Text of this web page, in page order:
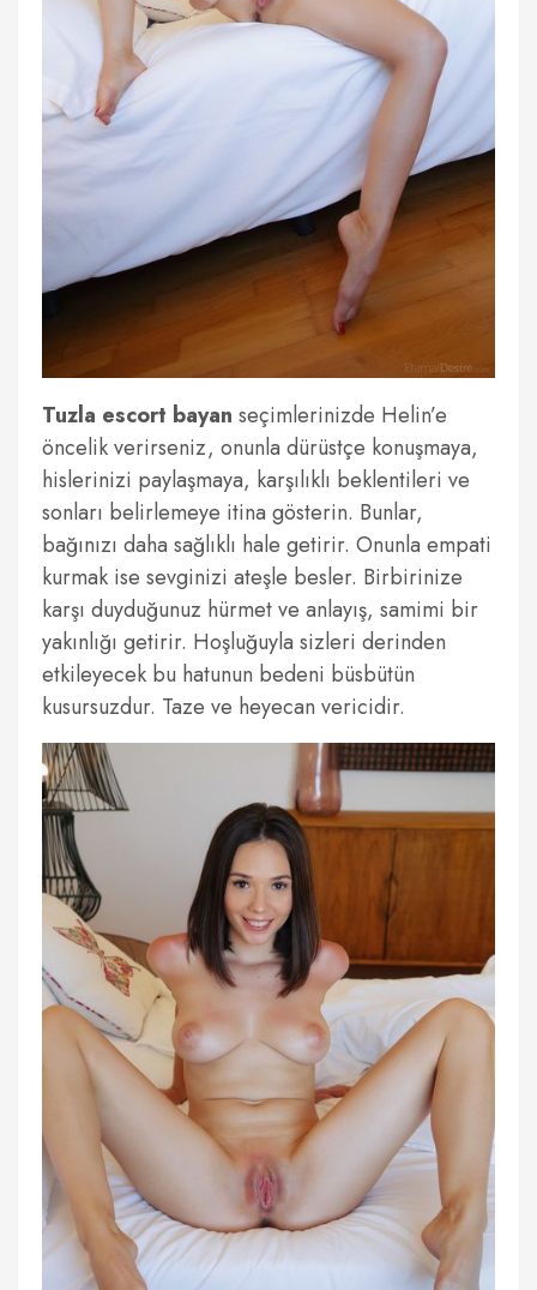
Tuzla escort bayan seçimlerinizde Helin’e
öncelik verirseniz, onunla dürüstçe konuşmaya,
hislerinizi paylaşmaya, karşılıklı beklentileri ve
sonları belirlemeye itina gösterin. Bunlar,
bağınızı daha sağlıklı hale getirir. Onunla empati
kurmak ise sevginizi ateşle besler. Birbirinize
karşı duyduğunuz hürmet ve anlayış, samimi bir
yakınlığı getirir. Hoşluğuyla sizleri derinden
etkileyecek bu hatunun bedeni büsbütün
kusursuzdur. Taze ve heyecan vericidir.